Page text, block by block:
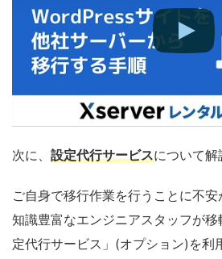
次に、 設定代行サービスについて解
ご自身で移行作業を行うことに不安
知識豊富なエンジニアスタッフが
定代行サービス」(オプション)を利